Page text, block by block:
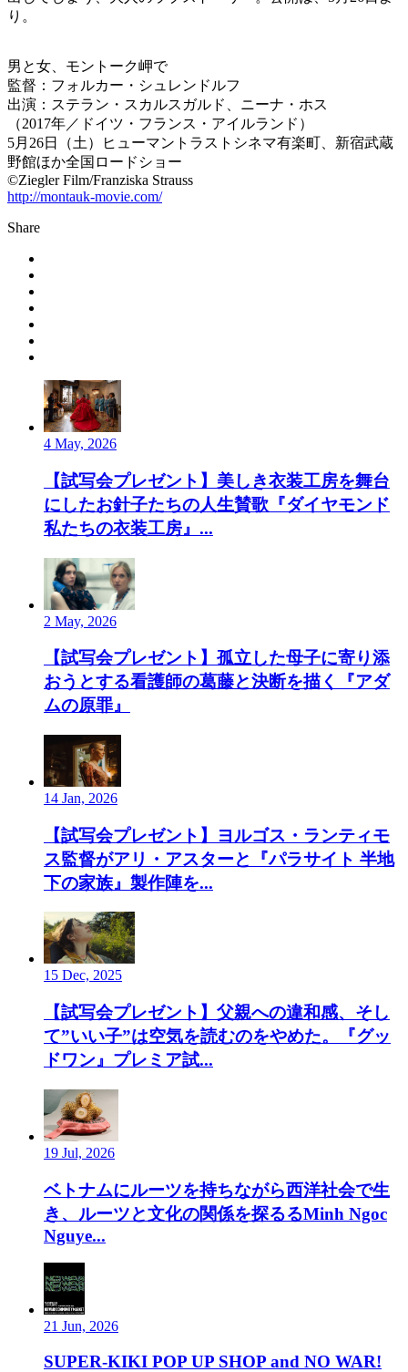
り。
男と女、モントーク岬で
監督：フォルカー・シュレンドルフ
出演：ステラン・スカルスガルド、ニーナ・ホス
（2017年／ドイツ・フランス・アイルランド）
5月26日（土）ヒューマントラストシネマ有楽町、新宿武蔵
野館ほか全国ロードショー
©︎Ziegler Film/Franziska Strauss
http://montauk-movie.com/
Share
4 May, 2026
【試写会プレゼント】美しき衣装工房を舞台
にしたお針子たちの人生賛歌『ダイヤモンド
私たちの衣装工房』...
2 May, 2026
【試写会プレゼント】孤立した母子に寄り添
おうとする看護師の葛藤と決断を描く『アダ
ムの原罪』
14 Jan, 2026
【試写会プレゼント】ヨルゴス・ランティモ
ス監督がアリ・アスターと『パラサイト 半地
下の家族』製作陣を...
15 Dec, 2025
【試写会プレゼント】父親への違和感、そし
て”いい子”は空気を読むのをやめた。『グッ
ドワン』プレミア試...
19 Jul, 2026
ベトナムにルーツを持ちながら西洋社会で生
き、ルーツと文化の関係を探るるMinh Ngoc
Nguye...
21 Jun, 2026
SUPER-KIKI POP UP SHOP and NO WAR!